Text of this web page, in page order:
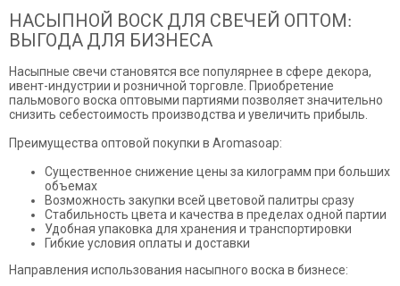
НАСЫПНОЙ ВОСК ДЛЯ СВЕЧЕЙ ОПТОМ:
ВЫГОДА ДЛЯ БИЗНЕСА
Насыпные свечи становятся все популярнее в сфере декора,
ивент-индустрии и розничной торговле. Приобретение
пальмового воска оптовыми партиями позволяет значительно
снизить себестоимость производства и увеличить прибыль.
Преимущества оптовой покупки в Aromasoap:
Существенное снижение цены за килограмм при больших
объемах
Возможность закупки всей цветовой палитры сразу
Стабильность цвета и качества в пределах одной партии
Удобная упаковка для хранения и транспортировки
Гибкие условия оплаты и доставки
Направления использования насыпного воска в бизнесе: